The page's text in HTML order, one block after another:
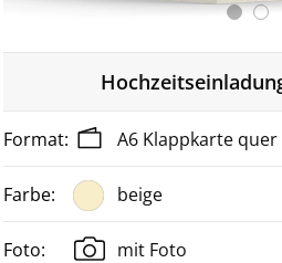
A6 Klappkarte quer
beige
mit Foto